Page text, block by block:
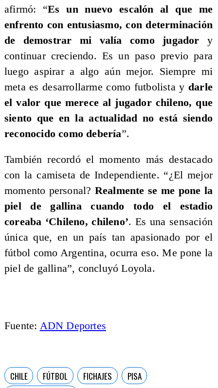
afirmó: “Es un nuevo escalón al que me
enfrento con entusiasmo, con determinación
de demostrar mi valía como jugador y
continuar creciendo. Es un paso previo para
luego aspirar a algo aún mejor. Siempre mi
meta es desarrollarme como futbolista y darle
el valor que merece al jugador chileno, que
siento que en la actualidad no está siendo
reconocido como debería”.
También recordó el momento más destacado
con la camiseta de Independiente. “¿El mejor
momento personal? Realmente se me pone la
piel de gallina cuando todo el estadio
coreaba ‘Chileno, chileno’. Es una sensación
única que, en un país tan apasionado por el
fútbol como Argentina, ocurra eso. Me pone la
piel de gallina”, concluyó Loyola.
Fuente: ADN Deportes
CHILE FÚTBOL FICHAJES
PISA